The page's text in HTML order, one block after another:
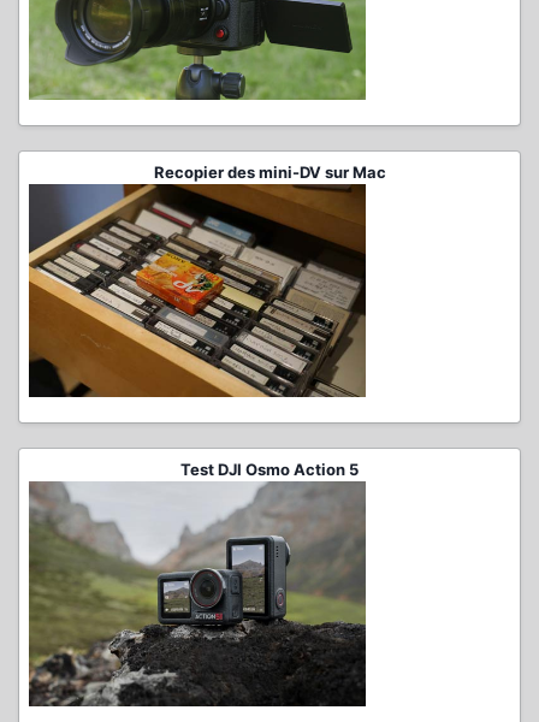
Recopier des mini-DV sur Mac
Test DJI Osmo Action 5